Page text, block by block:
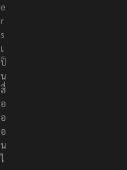
e
r
s
เ
ป็
น
สื่
อ
อ
อ
น
ไ